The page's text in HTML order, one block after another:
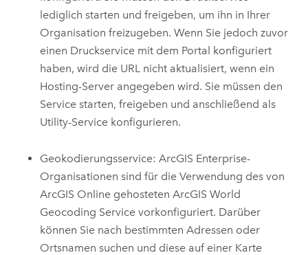
lediglich starten und freigeben, um ihn in Ihrer
Organisation freizugeben. Wenn Sie jedoch zuvor
einen Druckservice mit dem Portal konfiguriert
haben, wird die URL nicht aktualisiert, wenn ein
Hosting-Server angegeben wird. Sie müssen den
Service starten, freigeben und anschließend als
Utility-Service konfigurieren.
Geokodierungsservice:ArcGIS Enterprise-
Organisationen sind für die Verwendung des von
ArcGIS Online gehostetenArcGIS World
Geocoding Service vorkonfiguriert. Darüber
können Sie nach bestimmten Adressen oder
Ortsnamen suchen und diese auf einer Karte